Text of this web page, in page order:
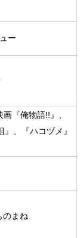
ー
『俺物語!!』、
』、『ハコヅメ』
のまね